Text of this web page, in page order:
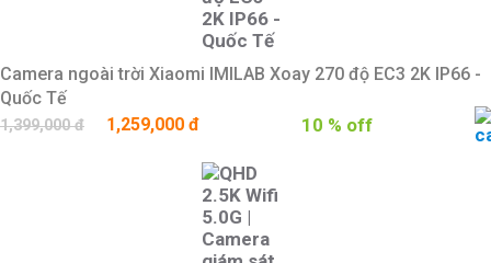
Camera ngoài trời Xiaomi IMILAB Xoay 270 độ EC3 2K IP66 -
Quốc Tế
1,399,000 đ 1,259,000 đ 10 % off